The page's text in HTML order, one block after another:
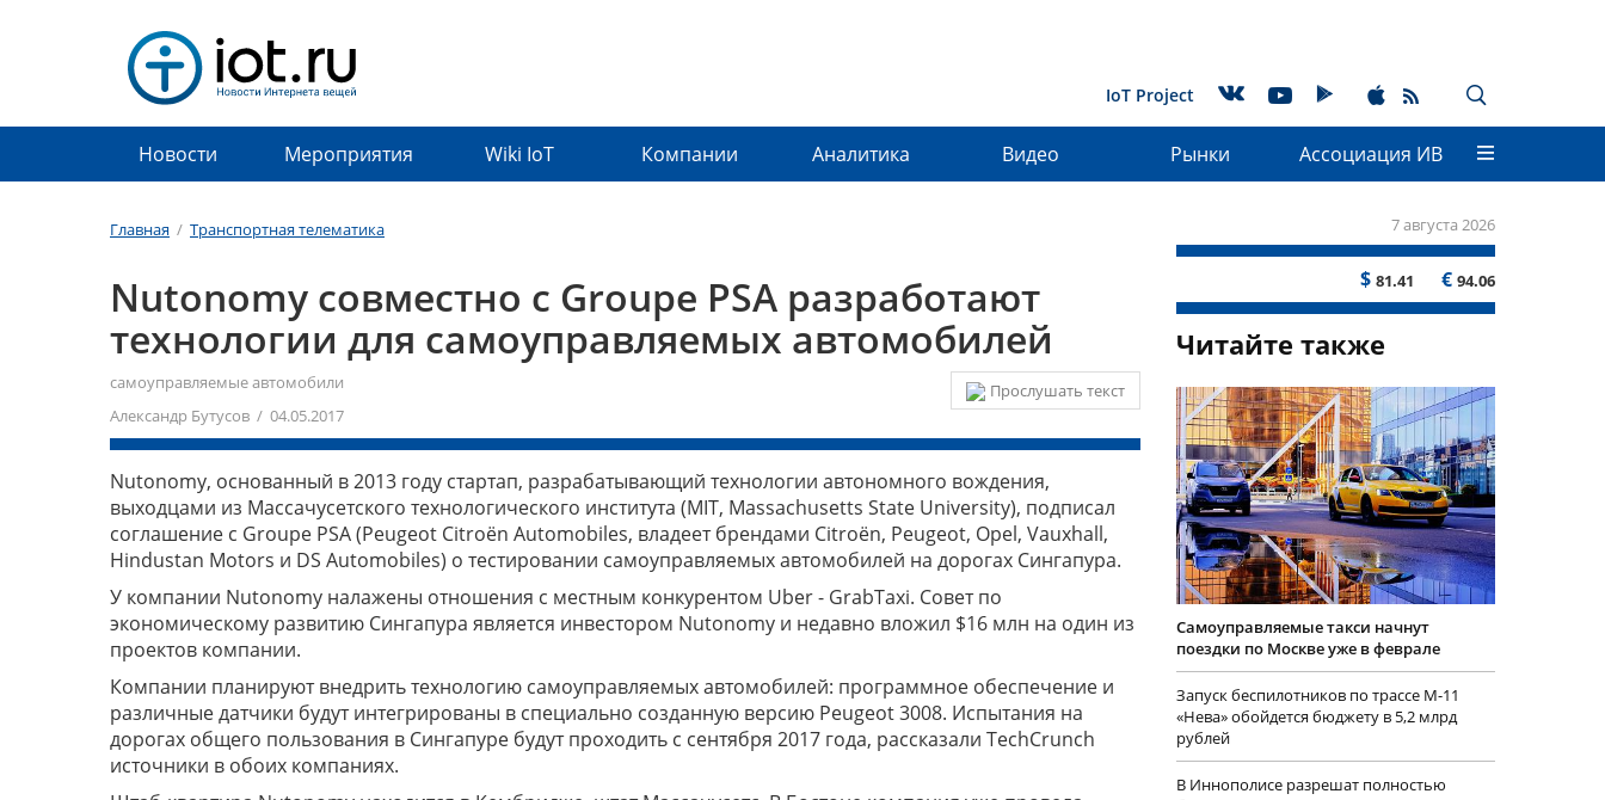
IoT Project
Новости Мероприятия Wiki IoT Компании Аналитика Видео Рынки Ассоциация ИВ
Главная / Транспортная телематика 7 августа 2026
$ 81.41 € 94.06
Nutonomy совместно с Groupe PSA разработают
технологии для самоуправляемых автомобилей
Прослушать текст
самоуправляемые автомобили
Александр Бутусов / 04.05.2017
Nutonomy, основанный в 2013 году стартап, разрабатывающий технологии автономного вождения,
выходцами из Массачусетского технологического института (MIT, Massachusetts State University), подписал
соглашение с Groupe PSA (Peugeot Citroën Automobiles, владеет брендами Citroën, Peugeot, Opel, Vauxhall,
Hindustan Motors и DS Automobiles) о тестировании самоуправляемых автомобилей на дорогах Сингапура.
У компании Nutonomy налажены отношения с местным конкурентом Uber - GrabTaxi. Совет по
экономическому развитию Сингапура является инвестором Nutonomy и недавно вложил $16 млн на один из
проектов компании.
Компании планируют внедрить технологию самоуправляемых автомобилей: программное обеспечение и
различные датчики будут интегрированы в специально созданную версию Peugeot 3008. Испытания на
дорогах общего пользования в Сингапуре будут проходить с сентября 2017 года, рассказали TechCrunch
источники в обоих компаниях.
Читайте также
Самоуправляемые такси начнут
поездки по Москве уже в феврале
Запуск беспилотников по трассе М-11
«Нева» обойдется бюджету в 5,2 млрд
рублей
В Иннополисе разрешат полностью